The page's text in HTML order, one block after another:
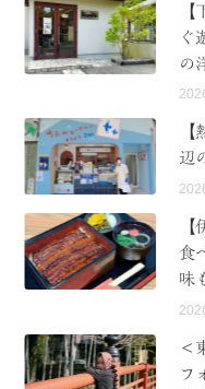
ぐ
の
辺
食
味
＜
フ